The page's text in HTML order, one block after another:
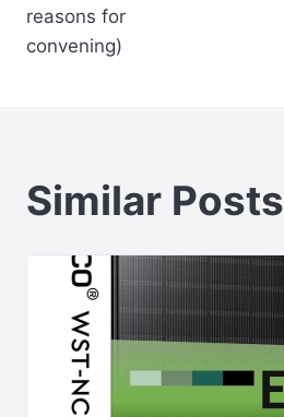
reasons for
convening)
Similar Posts